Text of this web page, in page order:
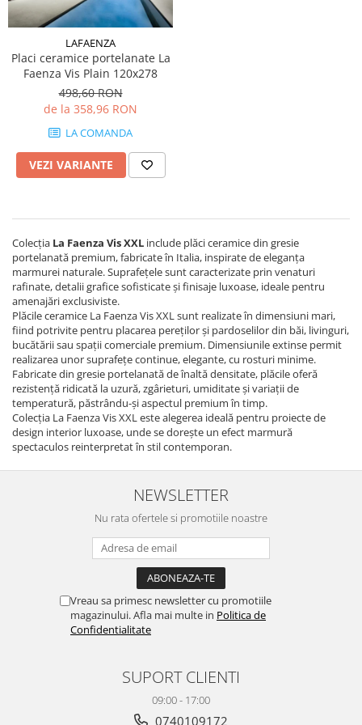
LEGNO VENEZIA
OXIDE
RARE
AESTHETICA
PARTY
TREX3
VIS
IMOLA CERAMICA XXL
AZUMA
AZUMA ROCK
RETINA
THE ROCK
THE ROOM
TUBE
CASALGRANDE PADANA
EKXTREME-ENERGIE KER
AMAZZONITE
CALACATTA CENERINO
AESTHETICA
BLANCO
COCOON
COTTOFAENZA
COUTURE
COUTURE
CREA-LA
EGO
GEA
LASTRA
LEGNO DEL NATAIO
MAXXI
NIRVANA
ORO
PARTY
TREX3
VIS
YAKISUGI
IMOLA CERAMICA
AZUMA
CONCRETE PROJECT
CREATIVE CONCRETE
CREW HONEY
CREW UMAMI
D_SEGNI COLORE
D_SEGNI
THIN WALL COVERING
LAVOARE
ROBINETI
FRATTINI
KLUDI
FDESIGN
REZERVOARE WC
ACCESORII-BAIE
OGLINZI
SCAUN
TETIERĂ CADĂ
MĂSUȚĂ CADĂ
SUPORTI
SANITARE SPECIALE
LAFAENZA
Placi ceramice portelanate La
Faenza Vis Plain 120x278
498,60 RON
de la 358,96 RON
LA COMANDA
VEZI VARIANTE
Colecția La Faenza Vis XXL include plăci ceramice din gresie
portelanată premium, fabricate în Italia, inspirate de eleganța
marmurei naturale. Suprafețele sunt caracterizate prin venaturi
rafinate, detalii grafice sofisticate și finisaje luxoase, ideale pentru
amenajări exclusiviste.
Plăcile ceramice La Faenza Vis XXL sunt realizate în dimensiuni mari,
fiind potrivite pentru placarea pereților și pardoselilor din băi, livinguri,
bucătării sau spații comerciale premium. Dimensiunile extinse permit
realizarea unor suprafețe continue, elegante, cu rosturi minime.
Fabricate din gresie portelanată de înaltă densitate, plăcile oferă
rezistență ridicată la uzură, zgârieturi, umiditate și variații de
temperatură, păstrându-și aspectul premium în timp.
Colecția La Faenza Vis XXL este alegerea ideală pentru proiecte de
design interior luxoase, unde se dorește un efect marmură
spectaculos reinterpretat în stil contemporan.
NEWSLETTER
Nu rata ofertele si promotiile noastre
Vreau sa primesc newsletter cu promotiile
magazinului. Afla mai multe in Politica de
Confidentialitate
SUPORT CLIENTI
09:00 - 17:00
0740109172